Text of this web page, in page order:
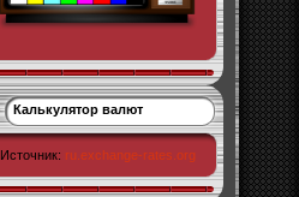
Калькулятор валют
Источник: ru.exchange-rates.org